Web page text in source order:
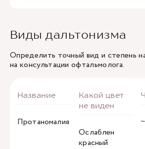
Виды дальтонизма
Определить точный вид и степень
на консультации офтальмолога.
Протаномалия
Ослаблен
красный